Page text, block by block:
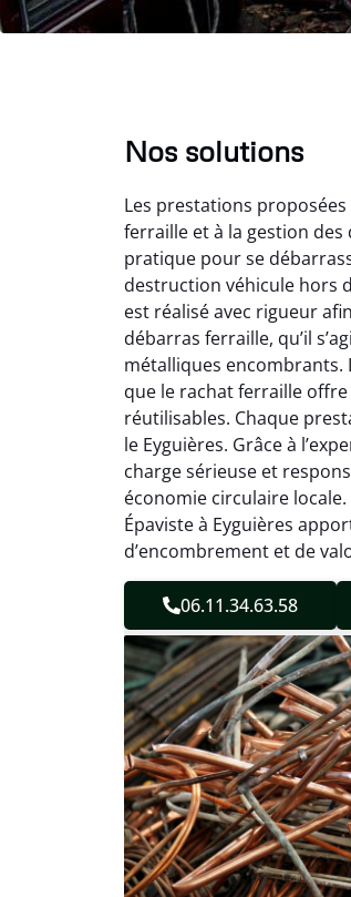
Nos solutions
Les prestations proposées
ferraille et à la gestion des
pratique pour se
destruction véhicule hors
est réalisé avec rigueur
débarras ferraille, qu’il
métalliques encombrants.
que le rachat ferraille
réutilisables. Chaque
le Eyguières. Grâce à
charge sérieuse et
économie circulaire
Épaviste à Eyguières
d’encombrement et de
06.11.34.63.58